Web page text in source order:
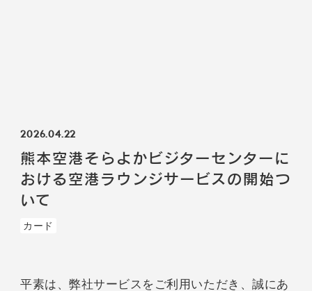
2026.04.22
熊本空港そらよかビジターセンターに
おける空港ラウンジサービスの開始つ
いて
カード
平素は、弊社サービスをご利用いただき、誠にあ